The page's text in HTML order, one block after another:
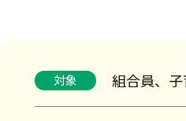
対象 組合員、